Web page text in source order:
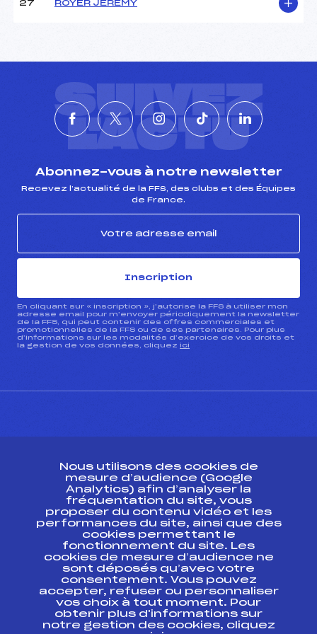
27 ROYER JEREMY
SUIVEZ
L'ACTU
Abonnez-vous à notre newsletter
Recevez l’actualité de la FFS, des clubs et des Équipes
de France.
Inscription
En cliquant sur « inscription », j’autorise la FFS à utiliser mon
adresse email pour m’envoyer périodiquement la newsletter
de la FFS, qui peut contenir des offres commerciales et
promotionnelles de la FFS ou de ses partenaires. Pour plus
d’informations sur les modalités d’exercice de vos droits et
la gestion de vos données, cliquez ici
Ressources
Pass’Neige
Projet sportif fédéral
Projet de performance fédéral
Antidopage
Pôle Développement, Formation, Suivi
Scientifique
Listes ministérielles
Pôle vie de l’athlète
Nous utilisons des cookies de
mesure d’audience (Google
Analytics) afin d’analyser la
fréquentation du site, vous
proposer du contenu vidéo et les
performances du site, ainsi que des
cookies permettant le
fonctionnement du site. Les
cookies de mesure d’audience ne
sont déposés qu’avec votre
consentement. Vous pouvez
accepter, refuser ou personnaliser
vos choix à tout moment. Pour
obtenir plus d'informations sur
notre gestion des cookies, cliquez